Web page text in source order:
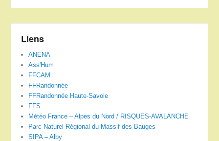
Liens
ANENA
Ass'Hum
FFCAM
FFRandonnée
FFRandonnée Haute-Savoie
FFS
Météo France – Alpes du Nord / RISQUES-AVALANCHE
Parc Naturel Régional du Massif des Bauges
SIPA – Alby